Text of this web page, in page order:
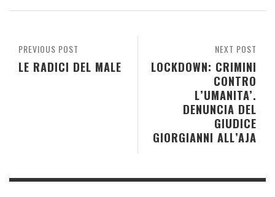
NEXT POST
LOCKDOWN: CRIMINI
CONTRO
L’UMANITA’.
DENUNCIA DEL
GIUDICE
GIORGIANNI ALL’AJA
PREVIOUS POST
LE RADICI DEL MALE